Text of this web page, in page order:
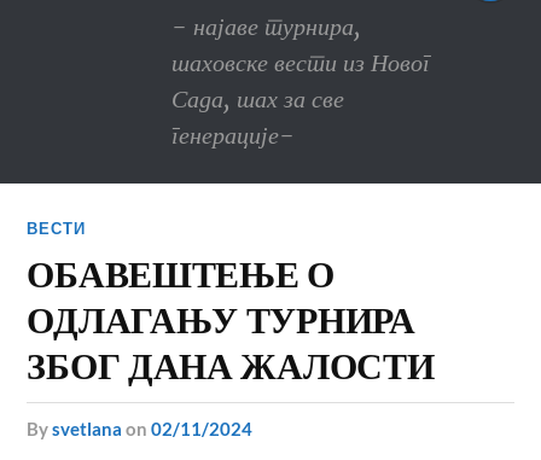
- најаве турнира,
шаховске вести из Новог
Сада, шах за све
генерације-
ВЕСТИ
ОБАВЕШТЕЊЕ О
ОДЛАГАЊУ ТУРНИРА
ЗБОГ ДАНА ЖАЛОСТИ
bysvetlana on02/11/2024